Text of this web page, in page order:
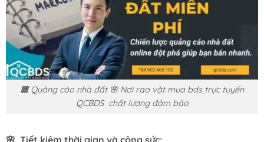
🟧 Quảng cáo nhà đất 🌸 Nơi rao vặt mua bds trực tuyến
QCBDS chất lượng đảm bảo
🌸 Tiết kiệm thời gian và công sức: